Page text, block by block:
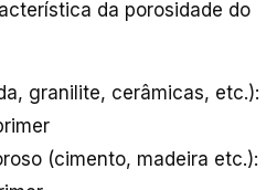
da porosidade do
granilite, cerâmicas, etc.):
(cimento, madeira etc.):